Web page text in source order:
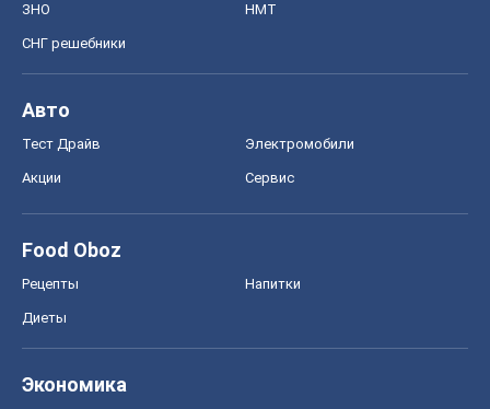
ЗНО НМТ
СНГ решебники
Авто
Тест Драйв Электромобили
Акции Сервис
Food Oboz
Рецепты Напитки
Диеты
Экономика